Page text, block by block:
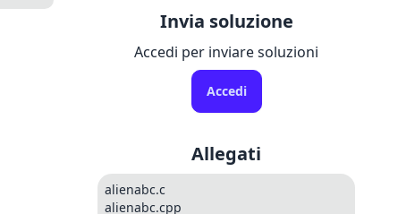
Invia soluzione
Accedi per inviare soluzioni
Accedi
Allegati
alienabc.c
alienabc.cpp